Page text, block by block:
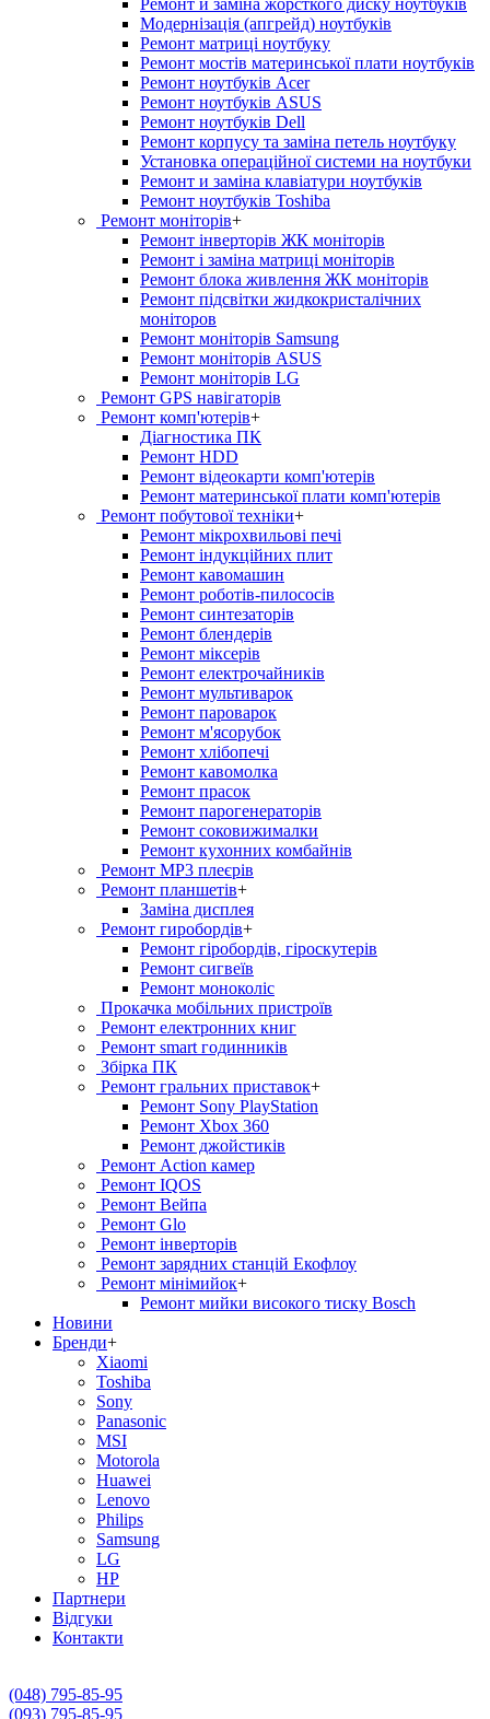
Ремонт и заміна жорсткого диску ноутбуків
Модернізація (апгрейд) ноутбуків
Ремонт матриці ноутбуку
Ремонт мостів материнської плати ноутбуків
Ремонт ноутбуків Acer
Ремонт ноутбуків ASUS
Ремонт ноутбуків Dell
Ремонт корпусу та заміна петель ноутбуку
Установка операційної системи на ноутбуки
Ремонт и заміна клавіатури ноутбуків
Ремонт ноутбуків Toshiba
Ремонт моніторів+
Ремонт інверторів ЖК моніторів
Ремонт і заміна матриці моніторів
Ремонт блока живлення ЖК моніторів
Ремонт підсвітки жидкокристалічних
моніторов
Ремонт моніторів Samsung
Ремонт моніторів ASUS
Ремонт моніторів LG
Ремонт GPS навігаторів
Ремонт комп'ютерів+
Діагностика ПК
Ремонт HDD
Ремонт відеокарти комп'ютерів
Ремонт материнської плати комп'ютерів
Ремонт побутової техніки+
Ремонт мікрохвильові печі
Ремонт індукційних плит
Ремонт кавомашин
Ремонт роботів-пилососів
Ремонт синтезаторів
Ремонт блендерiв
Ремонт мiксерiв
Ремонт електрочайників
Ремонт мультиварок
Ремонт пароварок
Ремонт м'ясорубок
Ремонт хлiбопечi
Ремонт кавомолка
Ремонт прасок
Ремонт парогенераторiв
Ремонт соковижималки
Ремонт кухонних комбайнів
Ремонт MP3 плеєрів
Ремонт планшетів+
Заміна дисплея
Ремонт гиробордiв+
Ремонт гіробордів, гіроскутерів
Ремонт сигвеїв
Ремонт моноколіс
Прокачка мобільних пристроїв
Ремонт електронних книг
Ремонт smart годинників
Збірка ПК
Ремонт гральних приставок+
Ремонт Sony PlayStation
Ремонт Xbox 360
Ремонт джойстиків
Ремонт Action камер
Ремонт IQOS
Ремонт Вейпа
Ремонт Glo
Ремонт інверторів
Ремонт зарядних станцій Екофлоу
Ремонт мiнiмийок+
Ремонт мийки високого тиску Bosch
Новини
Бренди+
Xiaomi
Toshiba
Sony
Panasonic
MSI
Motorola
Huawei
Lenovo
Philips
Samsung
LG
HP
Партнери
Вiдгуки
Контакти
(048) 795-85-95
(093) 795-85-95